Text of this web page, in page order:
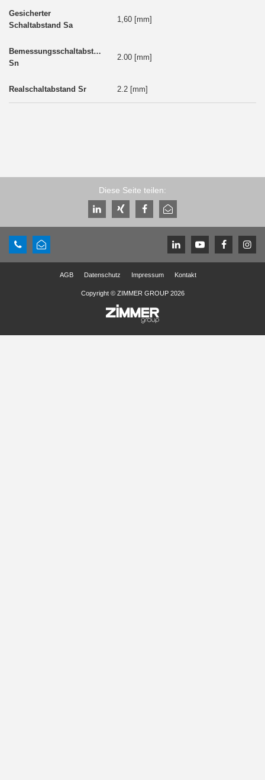
1,60 [mm]
2.00 [mm]
2.2 [mm]
Diese Seite teilen:
AGB Datenschutz Impressum Kontakt
Copyright © ZIMMER GROUP 2026